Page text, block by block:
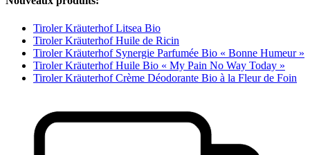
Tiroler Kräuterhof Litsea Bio
Tiroler Kräuterhof Huile de Ricin
Tiroler Kräuterhof Synergie Parfumée Bio « Bonne Humeur »
Tiroler Kräuterhof Huile Bio « My Pain No Way Today »
Tiroler Kräuterhof Crème Déodorante Bio à la Fleur de Foin